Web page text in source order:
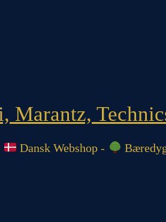
Marantz,
Dansk Webshop -